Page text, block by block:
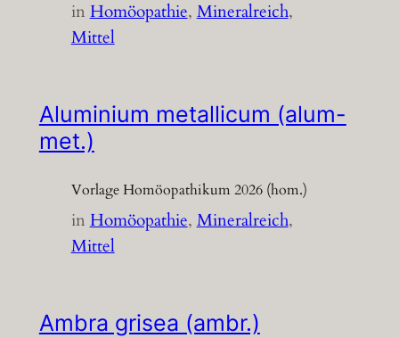
inHomöopathie, Mineralreich
Mittel
Aluminium metallicum (alum-
met.)
Vorlage Homöopathikum 2026 (hom.)
inHomöopathie, Mineralreich
Mittel
Ambra grisea (ambr.)